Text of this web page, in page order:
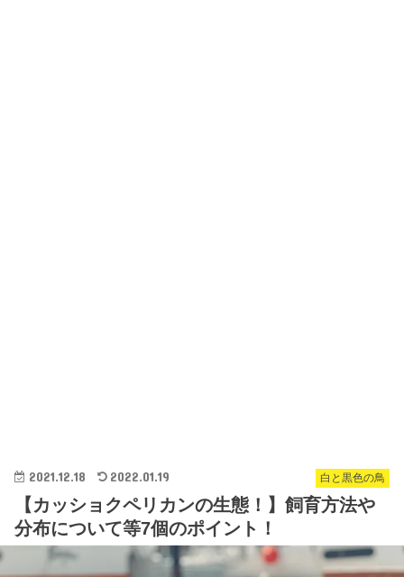
白と黒色の鳥
2021.12.18 2022.01.19
【カッショクペリカンの生態！】飼育方法や
分布について等7個のポイント！